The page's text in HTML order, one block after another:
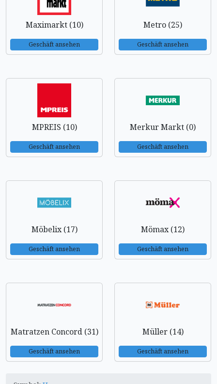
Maximarkt (10)
Geschäft ansehen
Metro (25)
Geschäft ansehen
MPREIS (10)
Geschäft ansehen
Merkur Markt (0)
Geschäft ansehen
Möbelix (17)
Geschäft ansehen
Mömax (12)
Geschäft ansehen
Matratzen Concord (31)
Geschäft ansehen
Müller (14)
Geschäft ansehen